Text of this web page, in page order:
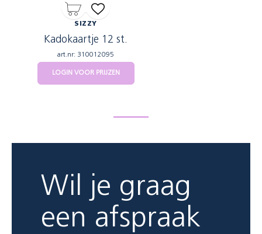
SIZZY
Kadokaartje 12 st.
art.nr: 310012095
LOGIN VOOR PRIJZEN
Wil je graag
een afspraak